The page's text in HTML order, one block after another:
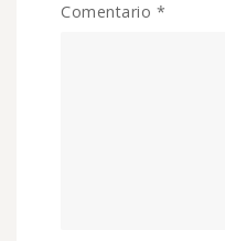
Comentario *